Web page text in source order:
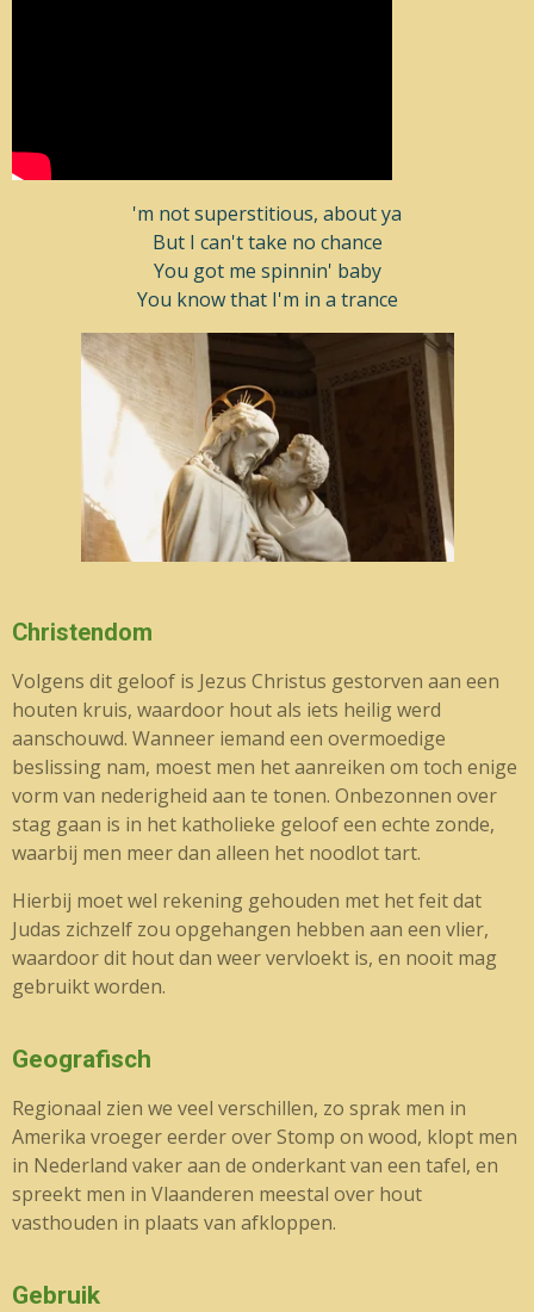
'm not superstitious, about ya
But I can't take no chance
You got me spinnin' baby
You know that I'm in a trance
Christendom
Volgens dit geloof is Jezus Christus gestorven aan een
houten kruis, waardoor hout als iets heilig werd
aanschouwd. Wanneer iemand een overmoedige
beslissing nam, moest men het aanreiken om toch enige
vorm van nederigheid aan te tonen. Onbezonnen over
stag gaan is in het katholieke geloof een echte zonde,
waarbij men meer dan alleen het noodlot tart.
Hierbij moet wel rekening gehouden met het feit dat
Judas zichzelf zou opgehangen hebben aan een vlier,
waardoor dit hout dan weer vervloekt is, en nooit mag
gebruikt worden.
Geografisch
Regionaal zien we veel verschillen, zo sprak men in
Amerika vroeger eerder over Stomp on wood, klopt men
in Nederland vaker aan de onderkant van een tafel, en
spreekt men in Vlaanderen meestal over hout
vasthouden in plaats van afkloppen.
Gebruik